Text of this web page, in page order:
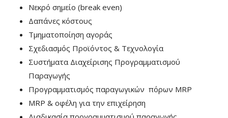
Νεκρό σημείο (break even)
Δαπάνες κόστους
Τμηματοποίηση αγοράς
Σχεδιασμός Προϊόντος & Τεχνολογία
Συστήματα Διαχείρισης Προγραμματισμού
Παραγωγής
Προγραμματισμός παραγωγικών πόρων MRP
MRP & οφέλη για την επιχείρηση